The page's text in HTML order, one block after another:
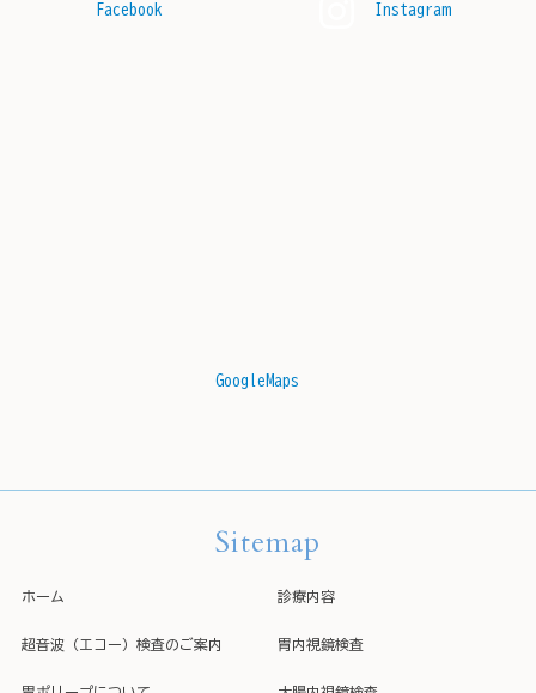
Facebook Instagram
GoogleMaps
Sitemap
ホーム 診療内容
超音波（エコー）検査のご案内 胃内視鏡検査